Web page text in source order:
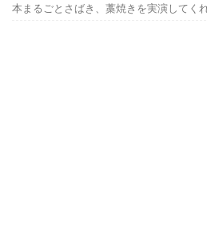
本まるごとさばき、藁焼きを実演してく